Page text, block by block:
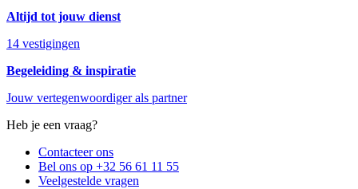
Altijd tot jouw dienst
14 vestigingen
Begeleiding & inspiratie
Jouw vertegenwoordiger als partner
Heb je een vraag?
Contacteer ons
Bel ons op +32 56 61 11 55
Veelgestelde vragen